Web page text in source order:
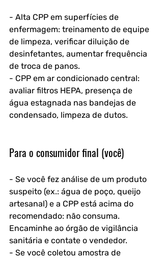
- Alta CPP em superfícies de
enfermagem: treinamento de equipe
de limpeza, verificar diluição de
desinfetantes, aumentar frequência
de troca de panos.
- CPP em ar condicionado central:
avaliar filtros HEPA, presença de
água estagnada nas bandejas de
condensado, limpeza de dutos.
Para o consumidor final (você)
- Se você fez análise de um produto
suspeito (ex.: água de poço, queijo
artesanal) e a CPP está acima do
recomendado: não consuma.
Encaminhe ao órgão de vigilância
sanitária e contate o vendedor.
- Se você coletou amostra de